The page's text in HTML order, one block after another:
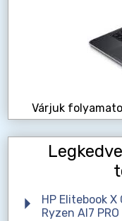
Várjuk
HP Elitebook X
Ryzen AI7